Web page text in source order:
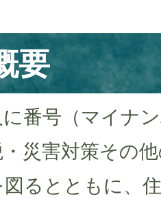
要
番号（マイナ
災害対策その
るとともに、